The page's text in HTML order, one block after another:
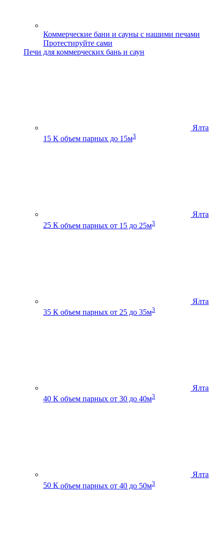
Коммерческие бани и сауны с нашими печами
Протестируйте сами
Печи для коммерческих бань и саун
Ялта
15 К объем парных до 15м3
Ялта
25 К объем парных от 15 до 25м3
Ялта
35 К объем парных от 25 до 35м3
Ялта
40 К объем парных от 30 до 40м3
Ялта
50 К объем парных от 40 до 50м3